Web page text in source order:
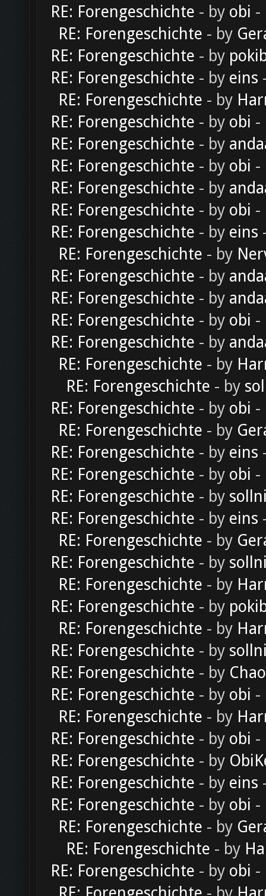
RE: Forengeschichte - by obi -
RE: Forengeschichte - by
RE: Forengeschichte - by
RE: Forengeschichte - by eins
RE: Forengeschichte - by
RE: Forengeschichte - by obi -
RE: Forengeschichte - by
RE: Forengeschichte - by obi -
RE: Forengeschichte - by
RE: Forengeschichte - by obi -
RE: Forengeschichte - by eins
RE: Forengeschichte - by
RE: Forengeschichte - by
RE: Forengeschichte - by
RE: Forengeschichte - by obi -
RE: Forengeschichte - by
RE: Forengeschichte - by
RE: Forengeschichte - by
RE: Forengeschichte - by obi -
RE: Forengeschichte - by
RE: Forengeschichte - by eins
RE: Forengeschichte - by obi -
RE: Forengeschichte - by
RE: Forengeschichte - by eins
RE: Forengeschichte - by
RE: Forengeschichte - by
RE: Forengeschichte - by
RE: Forengeschichte - by
RE: Forengeschichte - by
RE: Forengeschichte - by
RE: Forengeschichte - by
RE: Forengeschichte - by obi -
RE: Forengeschichte - by
RE: Forengeschichte - by obi -
RE: Forengeschichte - by
RE: Forengeschichte - by eins
RE: Forengeschichte - by obi -
RE: Forengeschichte - by
RE: Forengeschichte - by
RE: Forengeschichte - by obi -